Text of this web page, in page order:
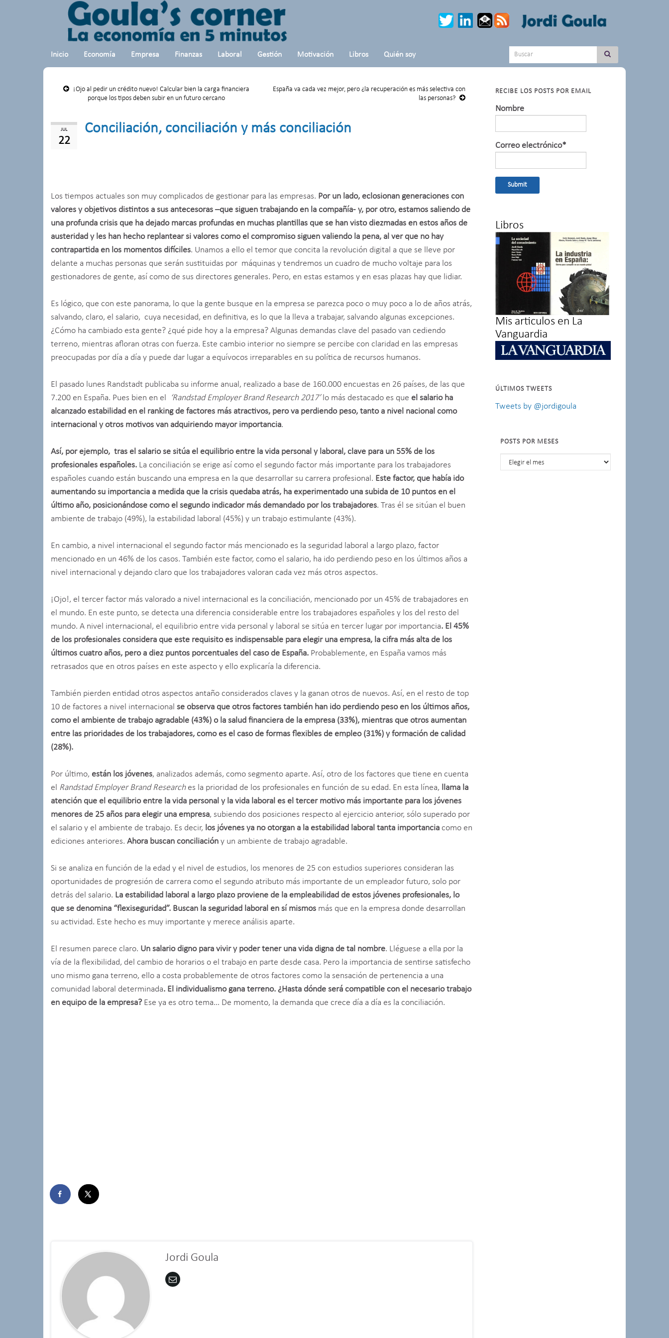
Inicio Economía Empresa Finanzas Laboral Gestión Motivación Libros Quién soy Search for:
¡Ojo al pedir un crédito nuevo! Calcular bien la carga financiera
porque los tipos deben subir en un futuro cercano
España va cada vez mejor, pero ¿la recuperación es más selectiva con
las personas?
JUL
22
Conciliación, conciliación y más conciliación
Los tiempos actuales son muy complicados de gestionar para las empresas. Por un lado, eclosionan generaciones con
valores y objetivos distintos a sus antecesoras –que siguen trabajando en la compañía- y, por otro, estamos saliendo de
una profunda crisis que ha dejado marcas profundas en muchas plantillas que se han visto diezmadas en estos años de
austeridad y les han hecho replantear si valores como el compromiso siguen valiendo la pena, al ver que no hay
contrapartida en los momentos difíciles. Unamos a ello el temor que concita la revolución digital a que se lleve por
delante a muchas personas que serán sustituidas por máquinas y tendremos un cuadro de mucho voltaje para los
gestionadores de gente, así como de sus directores generales. Pero, en estas estamos y en esas plazas hay que lidiar.
Es lógico, que con este panorama, lo que la gente busque en la empresa se parezca poco o muy poco a lo de años atrás,
salvando, claro, el salario, cuya necesidad, en definitiva, es lo que la lleva a trabajar, salvando algunas excepciones.
¿Cómo ha cambiado esta gente? ¿qué pide hoy a la empresa? Algunas demandas clave del pasado van cediendo
terreno, mientras afloran otras con fuerza. Este cambio interior no siempre se percibe con claridad en las empresas
preocupadas por día a día y puede dar lugar a equívocos irreparables en su política de recursos humanos.
El pasado lunes Randstadt publicaba su informe anual, realizado a base de 160.000 encuestas en 26 países, de las que
7.200 en España. Pues bien en el
‘Randstad Employer Brand Research 2017’lo más destacado es que el salario ha
alcanzado estabilidad en el ranking de factores más atractivos, pero va perdiendo peso, tanto a nivel nacional como
internacional y otros motivos van adquiriendo mayor importancia.
Así, por ejemplo, tras el salario se sitúa el equilibrio entre la vida personal y laboral, clave para un 55% de los
profesionales españoles. La conciliación se erige así como el segundo factor más importante para los trabajadores
españoles cuando están buscando una empresa en la que desarrollar su carrera profesional. Este factor, que había ido
aumentando su importancia a medida que la crisis quedaba atrás, ha experimentado una subida de 10 puntos en el
último año, posicionándose como el segundo indicador más demandado por los trabajadores. Tras él se sitúan el buen
ambiente de trabajo (49%), la estabilidad laboral (45%) y un trabajo estimulante (43%).
En cambio, a nivel internacional el segundo factor más mencionado es la seguridad laboral a largo plazo, factor
mencionado en un 46% de los casos. También este factor, como el salario, ha ido perdiendo peso en los últimos años a
nivel internacional y dejando claro que los trabajadores valoran cada vez más otros aspectos.
¡Ojo!, el tercer factor más valorado a nivel internacional es la conciliación, mencionado por un 45% de trabajadores en
el mundo. En este punto, se detecta una diferencia considerable entre los trabajadores españoles y los del resto del
mundo. A nivel internacional, el equilibrio entre vida personal y laboral se sitúa en tercer lugar por importancia. El 45%
de los profesionales considera que este requisito es indispensable para elegir una empresa, la cifra más alta de los
últimos cuatro años, pero a diez puntos porcentuales del caso de España. Probablemente, en España vamos más
retrasados que en otros países en este aspecto y ello explicaría la diferencia.
También pierden entidad otros aspectos antaño considerados claves y la ganan otros de nuevos. Así, en el resto de top
10 de factores a nivel internacional se observa que otros factores también han ido perdiendo peso en los últimos años,
como el ambiente de trabajo agradable (43%) o la salud financiera de la empresa (33%), mientras que otros aumentan
entre las prioridades de los trabajadores, como es el caso de formas flexibles de empleo (31%) y formación de calidad
(28%).
Por último, están los jóvenes, analizados además, como segmento aparte. Así, otro de los factores que tiene en cuenta
el Randstad Employer Brand Researches la prioridad de los profesionales en función de su edad. En esta línea, llama la
atención que el equilibrio entre la vida personal y la vida laboral es el tercer motivo más importante para los jóvenes
menores de 25 años para elegir una empresa, subiendo dos posiciones respecto al ejercicio anterior, sólo superado por
el salario y el ambiente de trabajo. Es decir, los jóvenes ya no otorgan a la estabilidad laboral tanta importancia como en
ediciones anteriores. Ahora buscan conciliación y un ambiente de trabajo agradable.
Si se analiza en función de la edad y el nivel de estudios, los menores de 25 con estudios superiores consideran las
oportunidades de progresión de carrera como el segundo atributo más importante de un empleador futuro, solo por
detrás del salario. La estabilidad laboral a largo plazo proviene de la empleabilidad de estos jóvenes profesionales, lo
que se denomina “flexiseguridad”. Buscan la seguridad laboral en sí mismos más que en la empresa donde desarrollan
su actividad. Este hecho es muy importante y merece análisis aparte.
El resumen parece claro. Un salario digno para vivir y poder tener una vida digna de tal nombre. Lléguese a ella por la
vía de la flexibilidad, del cambio de horarios o el trabajo en parte desde casa. Pero la importancia de sentirse satisfecho
uno mismo gana terreno, ello a costa probablemente de otros factores como la sensación de pertenencia a una
comunidad laboral determinada. El individualismo gana terreno. ¿Hasta dónde será compatible con el necesario trabajo
en equipo de la empresa?Ese ya es otro tema… De momento, la demanda que crece día a día es la conciliación.
Jordi Goula
RECIBE LOS POSTS POR EMAIL
Nombre
Correo electrónico*
Libros
Mis articulos en La
Vanguardia
ÚLTIMOS TWEETS
Tweets by @jordigoula
POSTS POR MESES
Posts por meses